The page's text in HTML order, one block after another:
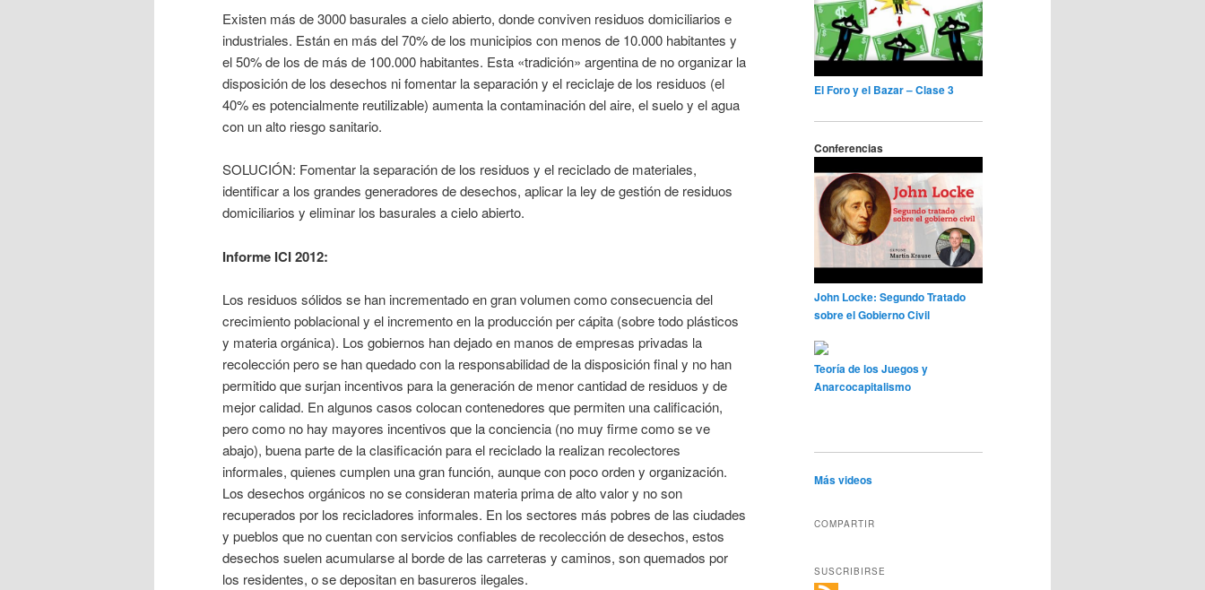
Existen más de 3000 basurales a cielo abierto, donde conviven residuos domiciliarios e
industriales. Están en más del 70% de los municipios con menos de 10.000 habitantes y
el 50% de los de más de 100.000 habitantes. Esta «tradición» argentina de no organizar la
disposición de los desechos ni fomentar la separación y el reciclaje de los residuos (el
40% es potencialmente reutilizable) aumenta la contaminación del aire, el suelo y el agua
con un alto riesgo sanitario.
SOLUCIÓN: Fomentar la separación de los residuos y el reciclado de materiales,
identificar a los grandes generadores de desechos, aplicar la ley de gestión de residuos
domiciliarios y eliminar los basurales a cielo abierto.
Informe ICI 2012:
Los residuos sólidos se han incrementado en gran volumen como consecuencia del
crecimiento poblacional y el incremento en la producción per cápita (sobre todo plásticos
y materia orgánica). Los gobiernos han dejado en manos de empresas privadas la
recolección pero se han quedado con la responsabilidad de la disposición final y no han
permitido que surjan incentivos para la generación de menor cantidad de residuos y de
mejor calidad. En algunos casos colocan contenedores que permiten una calificación,
pero como no hay mayores incentivos que la conciencia (no muy firme como se ve
abajo), buena parte de la clasificación para el reciclado la realizan recolectores
informales, quienes cumplen una gran función, aunque con poco orden y organización.
Los desechos orgánicos no se consideran materia prima de alto valor y no son
recuperados por los recicladores informales. En los sectores más pobres de las ciudades
y pueblos que no cuentan con servicios confiables de recolección de desechos, estos
desechos suelen acumularse al borde de las carreteras y caminos, son quemados por
los residentes, o se depositan en basureros ilegales.
El Foro y el Bazar – Clase 3
Conferencias
John Locke: Segundo Tratado
sobre el Gobierno Civil
Teoría de los Juegos y
Anarcocapitalismo
Más videos
COMPARTIR
SUSCRIBIRSE